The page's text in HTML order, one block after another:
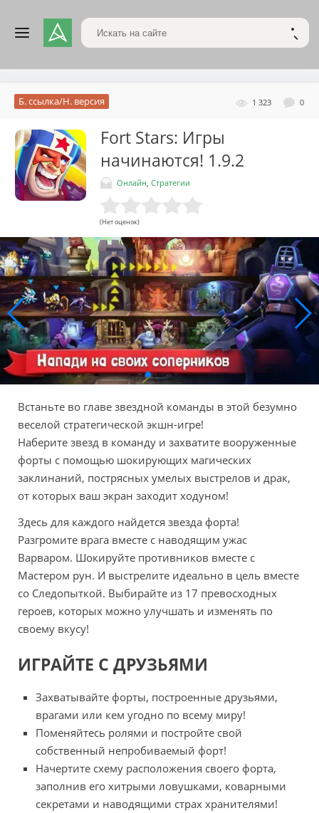
Поиск по сайту
1 323 0
Б. ссылка/Н. версия
Fort Stars: Игры
начинаются! 1.9.2
Онлайн Стратегии
(Нет оценок)
Встаньте во главе звездной команды в этой безумно
веселой стратегической экшн-игре!
Наберите звезд в команду и захватите вооруженные
форты с помощью шокирующих магических
заклинаний, пострясных умелых выстрелов и драк,
от которых ваш экран заходит ходуном!
Здесь для каждого найдется звезда форта!
Разгромите врага вместе с наводящим ужас
Варваром. Шокируйте противников вместе с
Мастером рун. И выстрелите идеально в цель вместе
со Следопыткой. Выбирайте из 17 превосходных
героев, которых можно улучшать и изменять по
своему вкусу!
ИГРАЙТЕ С ДРУЗЬЯМИ
Захватывайте форты, построенные друзьями,
врагами или кем угодно по всему миру!
Поменяйтесь ролями и постройте свой
собственный непробиваемый форт!
Начертите схему расположения своего форта,
заполнив его хитрыми ловушками, коварными
секретами и наводящими страх хранителями!